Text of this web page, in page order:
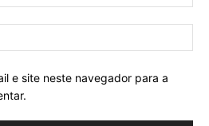
e site neste navegador para a